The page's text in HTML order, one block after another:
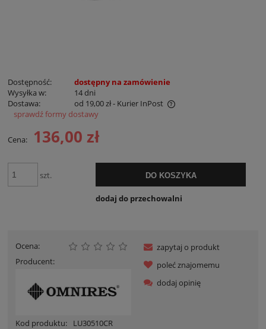
Dostępność:
dostępny na zamówienie
Wysyłka w:
14 dni
Dostawa:
od 19,00 zł- Kurier InPost
Cena nie zawiera ewentualnych kosztów płatności
sprawdź formy dostawy
Cena: 136,00 zł
szt. DO KOSZYKA
dodaj do przechowalni
Ocena:
Producent:
Kod produktu: LU30510CR
zapytaj o produkt
poleć znajomemu
dodaj opinię